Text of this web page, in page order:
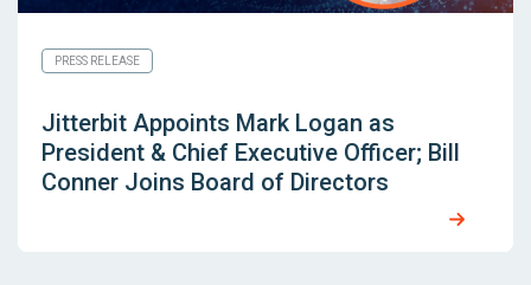
PRESS RELEASE
Jitterbit Appoints Mark Logan as
President & Chief Executive Officer; Bill
Conner Joins Board of Directors